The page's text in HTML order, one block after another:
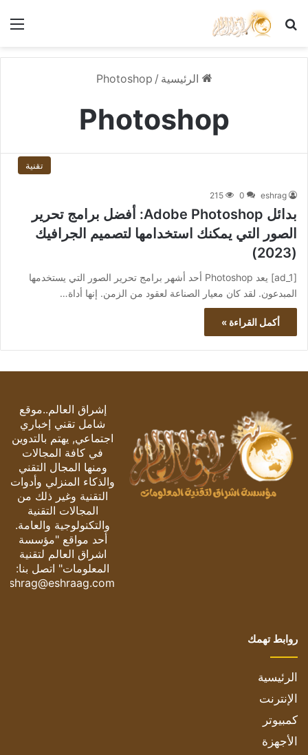
بحث عن
الرئيسية /
Photoshop
Photoshop
تقنية
eshrag
0
215
بدائل Adobe Photoshop: أفضل برامج تحرير
الصور التي يمكنك استخدامها لتصميم الجرافيك
(2023)
[ad_1] يعد Photoshop أحد أشهر برامج تحرير الصور التي يستخدمها
المبدعون. لقد كان معيار الصناعة لعقود من الزمن. إنها أداة…
أكمل القراءة »
إشراق العالم..موقع
شامل تقني إخباري
اجتماعي, يهتم بالتدوين
في كافة المجالات
ومنها المجال التقني
والذكاء المنزلي وأدوات
التقنية وغير ذلك من
المجالات التقنية
والتكنولوجية والعامة.
أحد مواقع "مؤسسة
اشراق العالم لتقنية
المعلومات" اتصل بنا:
eshrag@eshraag.com
روابط تهمك
الرئيسية
الإنترنت
كمبيوتر
الأجهزة